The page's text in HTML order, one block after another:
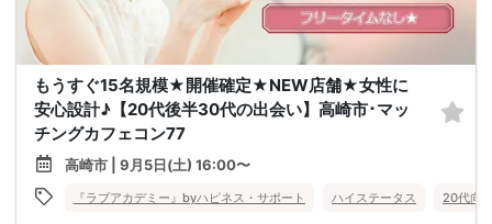
もうすぐ15名規模★開催確定★NEW店舗★女性に
安心設計♪【20代後半30代の出会い】高崎市･マッ
チングカフェコン77
高崎市 | 9月5日(土) 16:00〜
『ラブアカデミー』byハピネス・サポート ハイステータス 20代向